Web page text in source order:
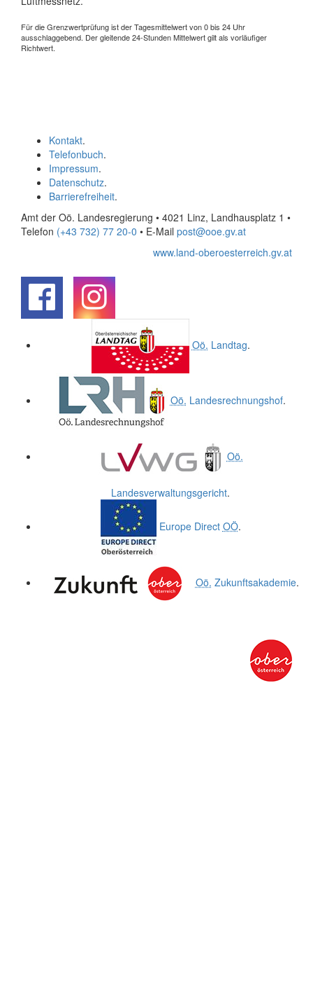
Für die Grenzwertprüfung ist der Tagesmittelwert von 0 bis 24 Uhr
ausschlaggebend. Der gleitende 24-Stunden Mittelwert gilt als vorläufiger
Richtwert.
Kontakt.
Telefonbuch.
Impressum.
Datenschutz.
Barrierefreiheit.
Amt der Oö. Landesregierung • 4021 Linz, Landhausplatz 1 •
Telefon (+43 732) 77 20-0 • E-Mail post@ooe.gv.at
www.land-oberoesterreich.gv.at
Oö. Landtag.
Oö. Landesrechnungshof.
Oö.
Landesverwaltungsgericht.
Europe Direct OÖ.
Oö. Zukunftsakademie.